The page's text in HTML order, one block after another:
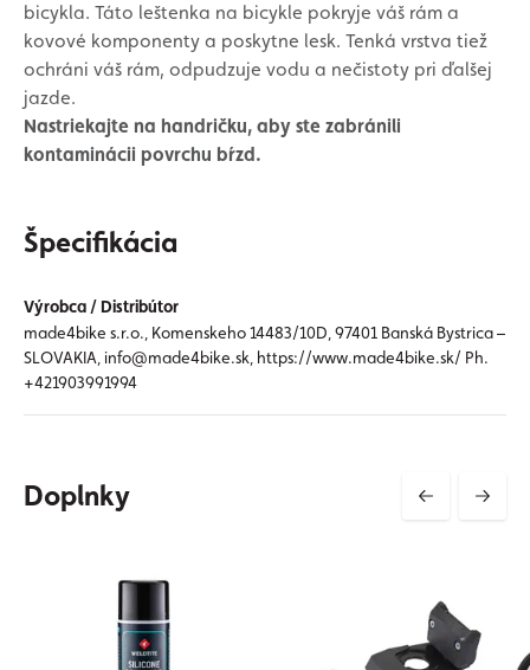
bicykla. Táto leštenka na bicykle pokryje váš rám a
kovové komponenty a poskytne lesk. Tenká vrstva tiež
ochráni váš rám, odpudzuje vodu a nečistoty pri ďalšej
jazde.
Nastriekajte na handričku, aby ste zabránili
kontaminácii povrchu bŕzd.
Špecifikácia
Výrobca / Distribútor
made4bike s.r.o., Komenskeho 14483/10D, 97401 Banská Bystrica –
SLOVAKIA, info@made4bike.sk, https://www.made4bike.sk/ Ph.
+421903991994
Doplnky